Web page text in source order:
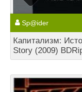
Sp@ider
Капитализм:
Story (2009)